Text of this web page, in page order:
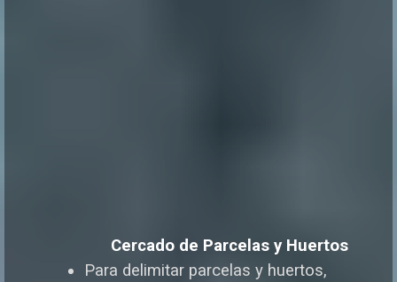
Cercado de Parcelas y Huertos
Para delimitar parcelas y huertos,